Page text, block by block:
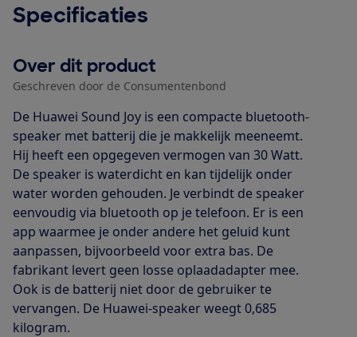
Specificaties
Over dit product
Geschreven door de Consumentenbond
De Huawei Sound Joy is een compacte bluetooth-
speaker met batterij die je makkelijk meeneemt.
Hij heeft een opgegeven vermogen van 30 Watt.
De speaker is waterdicht en kan tijdelijk onder
water worden gehouden. Je verbindt de speaker
eenvoudig via bluetooth op je telefoon. Er is een
app waarmee je onder andere het geluid kunt
aanpassen, bijvoorbeeld voor extra bas. De
fabrikant levert geen losse oplaadadapter mee.
Ook is de batterij niet door de gebruiker te
vervangen. De Huawei-speaker weegt 0,685
kilogram.